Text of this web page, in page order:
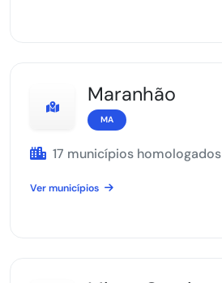
Maranhão
MA
17 municípios homologados
Ver municípios